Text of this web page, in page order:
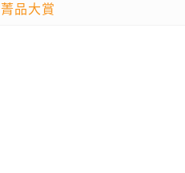
菁品大賞